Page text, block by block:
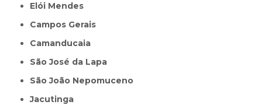
Elói Mendes
Campos Gerais
Camanducaia
São José da Lapa
São João Nepomuceno
Jacutinga